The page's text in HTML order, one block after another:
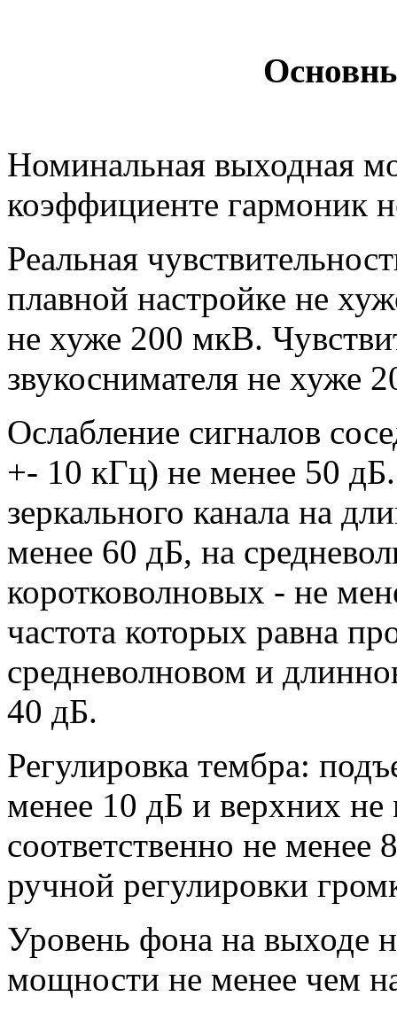
Номинальная выходная
коэффициенте гармоник
Реальная
плавной настройке не
не хуже 200 мкВ.
звукоснимателя не хуже
Ослабление сигналов
+- 10 кГц) не менее 50
зеркального канала на
менее 60 дБ, на
коротковолновых - не
частота которых равна
средневолновом и
40 дБ.
Регулировка тембра:
менее 10 дБ и верхних не
соответственно не
ручной регулировки
Уровень фона на выходе
мощности не менее чем